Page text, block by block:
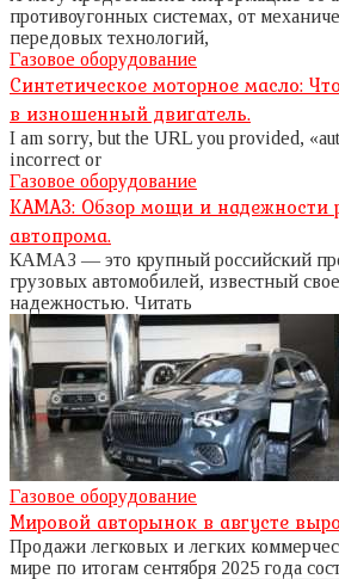
противоугонных системах, от
передовых технологий,
Газовое оборудование
Синтетическое моторное масло:
в изношенный двигатель.
I am sorry, but the URL you provided,
incorrect or
Газовое оборудование
КАМАЗ: Обзор мощи и надежности
автопрома.
КАМАЗ — это крупный российский
грузовых автомобилей, известный
надежностью. Читать
Газовое оборудование
Мировой авторынок в августе
Продажи легковых и легких
мире по итогам сентября 2025 года